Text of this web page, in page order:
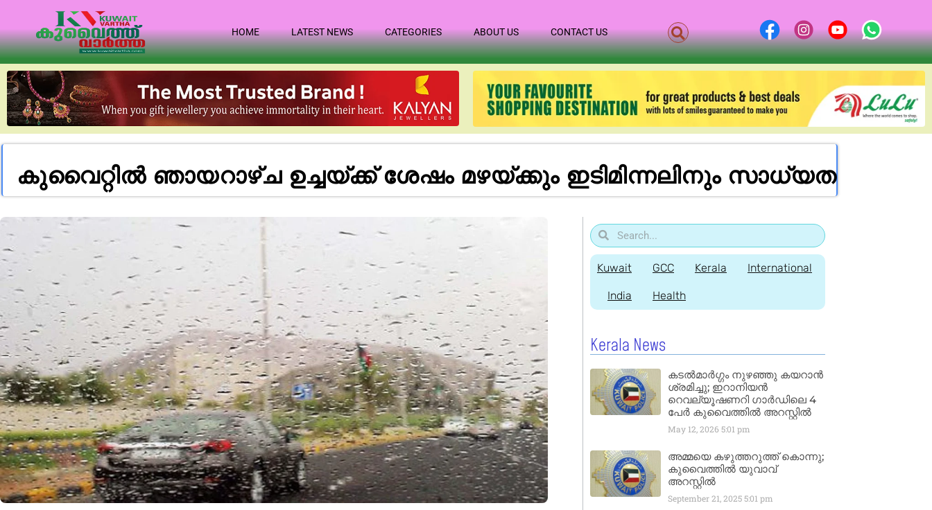
HOME LATEST NEWS CATEGORIES ABOUT US CONTACT US
കുവൈറ്റിൽ ഞായറാഴ്ച ഉച്ചയ്ക്ക് ശേഷം മഴയ്ക്കും ഇടിമിന്നലിനും സാധ്യത
Kuwait GCC Kerala International
India Health
Kerala News
കടൽമാർഗ്ഗം നുഴഞ്ഞു കയറാൻ
ശ്രമിച്ചു; ഇറാനിയൻ
റെവല്യൂഷണറി ഗാർഡിലെ 4
പേർ കുവൈത്തിൽ അറസ്റ്റിൽ
May 12, 2026 5:01 pm
അമ്മയെ കഴുത്തറുത്ത് കൊന്നു;
കുവൈത്തിൽ യുവാവ്
അറസ്റ്റിൽ
September 21, 20255:01 pm